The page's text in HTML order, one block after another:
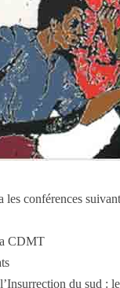
les conférences
CDMT
du sud :